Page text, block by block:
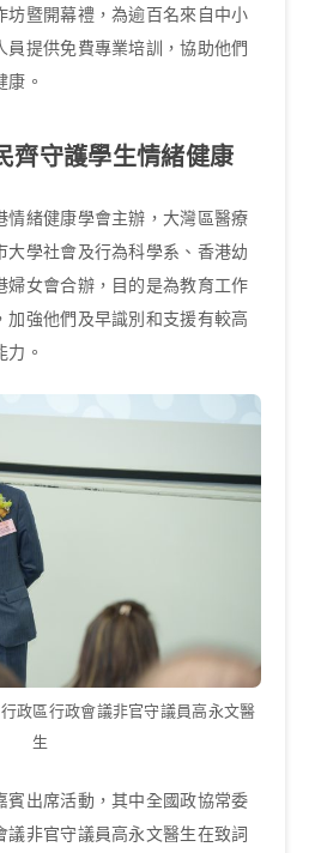
坊暨開幕禮，為逾百名來自中小
提供免費專業培訓，協助他們
。
齊守護學生情緒健康
情緒健康學會主辦，大灣區醫療
學社會及行為科學系、香港幼
婦女會合辦，目的是為教育工作
強他們及早識別和支援有較高
。
政區行政會議非官守議員高永文醫
生
賓出席活動，其中全國政協常委
議非官守議員高永文醫生在致詞